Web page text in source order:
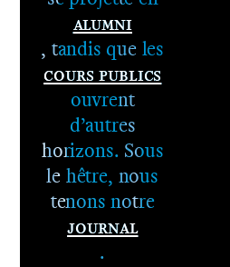
Alumni
, tandis que les
Cours publics
ouvrent
d’autres
horizons. Sous
le hêtre, nous
tenons notre
Journal
.